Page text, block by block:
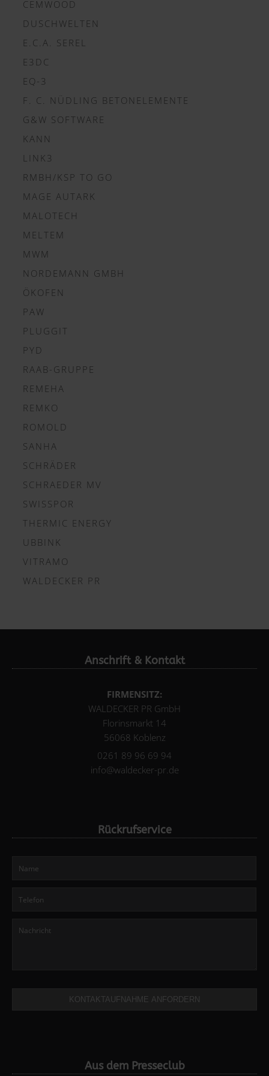
CEMWOOD
DUSCHWELTEN
E.C.A. SEREL
E3DC
EQ-3
F. C. NÜDLING BETONELEMENTE
G&W SOFTWARE
KANN
LINK3
RMBH/KSP TO GO
MAGE AUTARK
MALOTECH
MELTEM
MWM
NORDEMANN GMBH
ÖKOFEN
PAW
PLUGGIT
PYD
RAAB-GRUPPE
REMEHA
REMKO
ROMOLD
SANHA
SCHRÄDER
SCHRAEDER MV
SWISSPOR
THERMIC ENERGY
UBBINK
VITRAMO
WALDECKER PR
Anschrift & Kontakt
FIRMENSITZ:
WALDECKER PR GmbH
Florinsmarkt 14
56068 Koblenz
0261 89 96 69 94
info@waldecker-pr.de
Rückrufservice
KONTAKTAUFNAHME ANFORDERN
Aus dem Presseclub